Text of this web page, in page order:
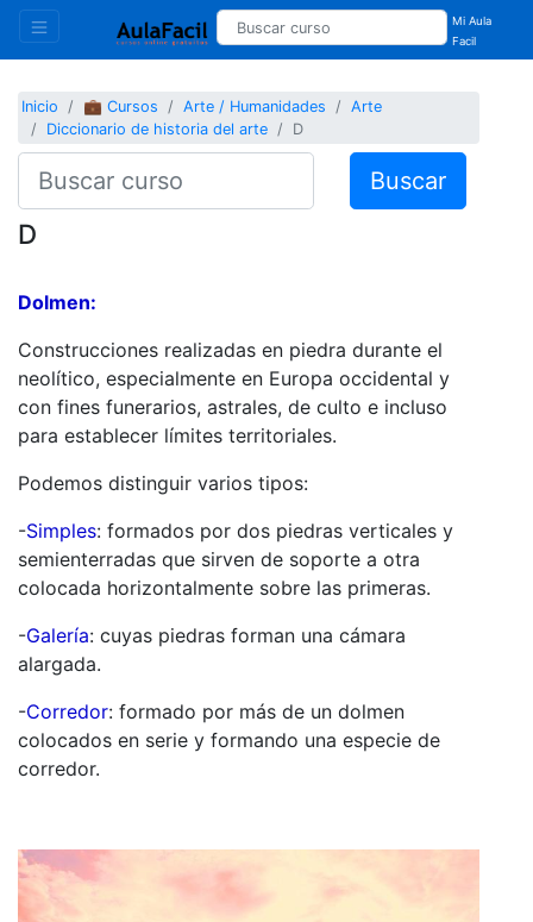
Mi Aula
Facil
Inicio 💼 Cursos Arte / Humanidades
Arte
Diccionario de historia del arte
D
Buscar
D
Dolmen:
Construcciones realizadas en piedra durante el
neolítico, especialmente en Europa occidental y
con fines funerarios, astrales, de culto e incluso
para establecer límites territoriales.
Podemos distinguir varios tipos:
-Simples: formados por dos piedras verticales y
semienterradas que sirven de soporte a otra
colocada horizontalmente sobre las primeras.
-Galería: cuyas piedras forman una cámara
alargada.
-Corredor: formado por más de un dolmen
colocados en serie y formando una especie de
corredor.